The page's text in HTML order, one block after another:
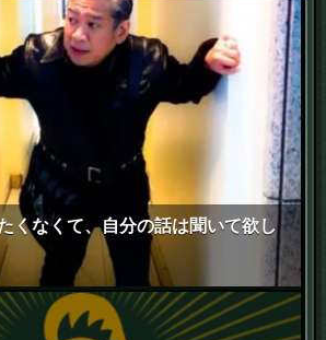
くなくて、自分の話は聞いて欲し